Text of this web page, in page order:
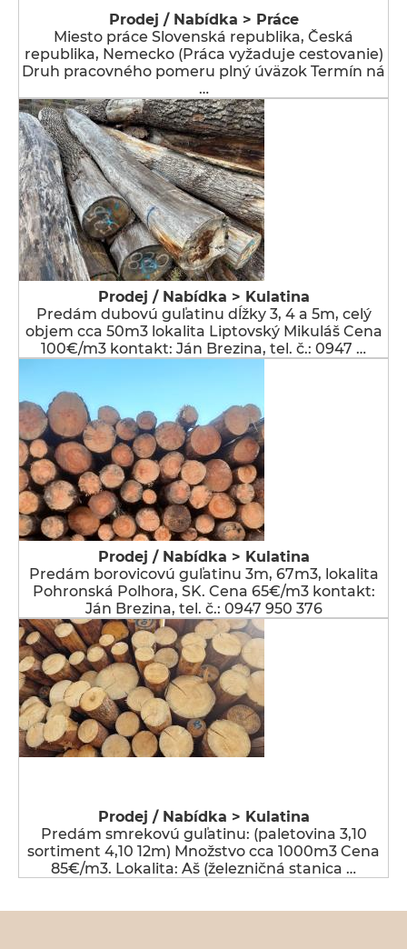
Prodej / Nabídka > Práce
Miesto práce Slovenská republika, Česká
republika, Nemecko (Práca vyžaduje cestovanie)
Druh pracovného pomeru plný úväzok Termín ná
…
Prodej / Nabídka > Kulatina
Predám dubovú guľatinu dĺžky 3, 4 a 5m, celý
objem cca 50m3 lokalita Liptovský Mikuláš Cena
100€/m3 kontakt: Ján Brezina, tel. č.: 0947 …
Prodej / Nabídka > Kulatina
Predám borovicovú guľatinu 3m, 67m3, lokalita
Pohronská Polhora, SK. Cena 65€/m3 kontakt:
Ján Brezina, tel. č.: 0947 950 376
Prodej / Nabídka > Kulatina
Predám smrekovú guľatinu: (paletovina 3,10
sortiment 4,10 12m) Množstvo cca 1000m3 Cena
85€/m3. Lokalita: Aš (železničná stanica …